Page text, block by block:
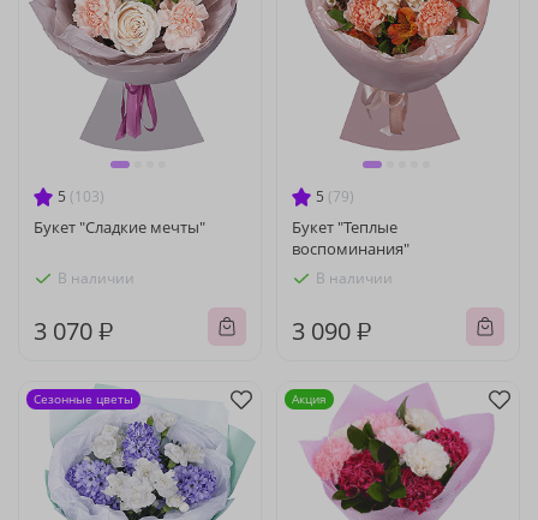
5 (103)
Букет "Сладкие мечты"
В наличии
3 070 ₽
5 (79)
Букет "Теплые
воспоминания"
В наличии
3 090 ₽
Сезонные цветы Акция